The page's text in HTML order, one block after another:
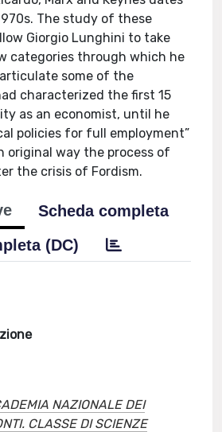
The study of these
Giorgio Lunghini to take
categories through which he
some of the
characterized the first 15
as an economist, until he
policies for full employment”
original way the process of
the crisis of Fordism.
Scheda completa
(DC)
NAZIONALE DEI
CLASSE DI SCIENZE